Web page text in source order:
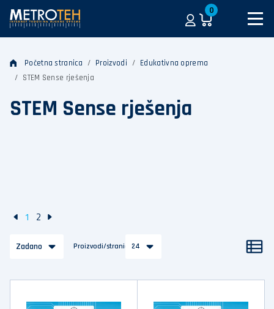
0
Početna stranica Proizvodi
Edukativna oprema
STEM Sense rješenja
STEM Sense rješenja
1 2
Zadano Proizvodi/stranica24